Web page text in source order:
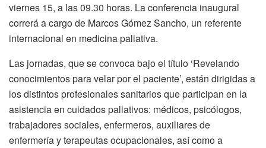
viernes 15, a las 09.30 horas. La conferencia inaugural
correrá a cargo de Marcos Gómez Sancho, un referente
internacional en medicina paliativa.
Las jornadas, que se convoca bajo el título ‘Revelando
conocimientos para velar por el paciente’, están dirigidas a
los distintos profesionales sanitarios que participan en la
asistencia en cuidados paliativos: médicos, psicólogos,
trabajadores sociales, enfermeros, auxiliares de
enfermería y terapeutas ocupacionales, así como a